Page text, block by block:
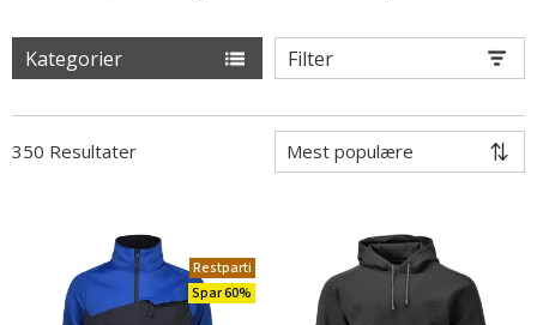
Kategorier Filter
350 Resultater
Restparti
Spar 60%